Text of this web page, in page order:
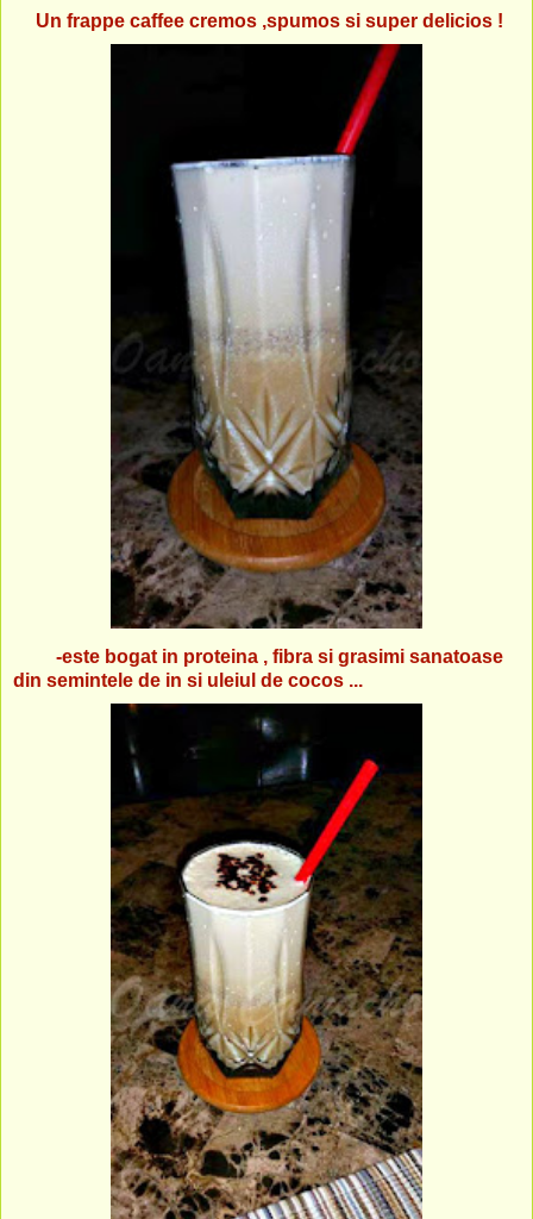
Un frappe caffee cremos ,spumos si super delicios !
-este bogat in proteina , fibra si grasimi sanatoase
din semintele de in si uleiul de cocos ...